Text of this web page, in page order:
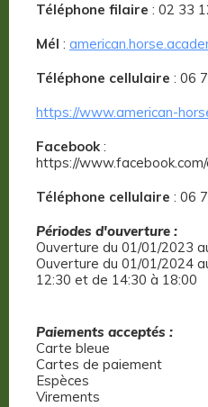
Téléphone filaire : 02 33
Mél :
Téléphone cellulaire : 06
https://www.american-
Facebook:
https://www.facebook.com/
Téléphone cellulaire : 06
Périodes d'ouverture :
Ouverture du 01/01/2023
Ouverture du 01/01/2024
12:30 et de 14:30 à 18:00
Paiements acceptés :
Carte bleue
Cartes de paiement
Espèces
Virements